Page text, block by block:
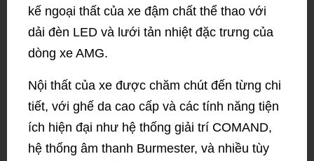
kế ngoại thất của xe đậm chất thể thao với
dải đèn LED và lưới tản nhiệt đặc trưng của
dòng xe AMG.
Nội thất của xe được chăm chút đến từng chi
tiết, với ghế da cao cấp và các tính năng tiện
ích hiện đại như hệ thống giải trí COMAND,
hệ thống âm thanh Burmester, và nhiều tùy